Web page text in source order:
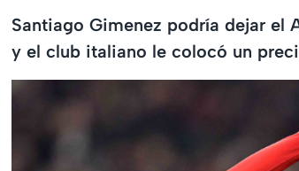
Santiago Gimenez podría dejar el
y el club italiano le colocó un